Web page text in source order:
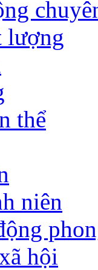
lượng
thể
niên
hội